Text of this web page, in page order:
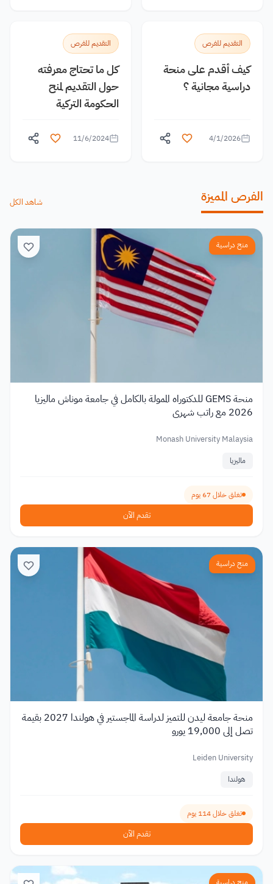
التقديم للفرص
كيف أقدم على منحة
دراسية مجانية ؟
4/1/2026
التقديم للفرص
كل ما تحتاج معرفته
حول التقديم لمنح
الحكومة التركية
11/6/2024
الفرص المميزة شاهد الكل
منح دراسية
منحة GEMS للدكتوراه الممولة بالكامل في جامعة موناش ماليزيا
2026 مع راتب شهري
Monash University Malaysia
ماليزيا
تغلق خلال 67 يوم
تقدم الآن
منح دراسية
منحة جامعة ليدن للتميز لدراسة الماجستير في هولندا 2027 بقيمة
تصل إلى 19,000 يورو
Leiden University
هولندا
تغلق خلال 114 يوم
تقدم الآن